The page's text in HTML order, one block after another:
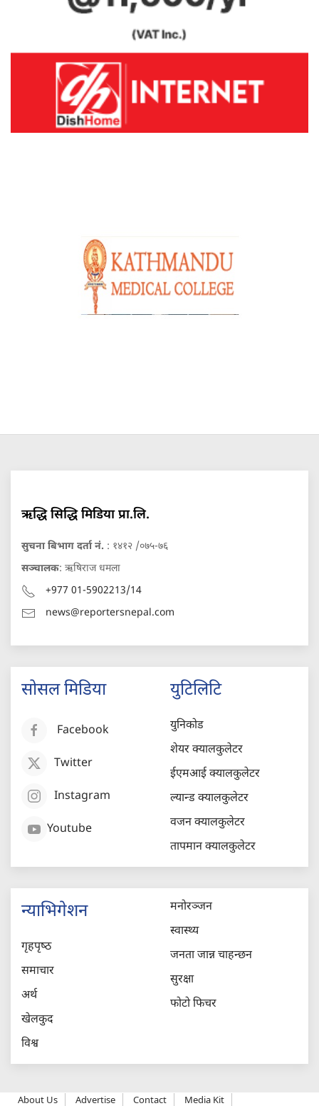
ऋद्धि सिद्धि मिडिया प्रा.लि.
सुचना बिभाग दर्ता नं. : १४१२ /०७५-७६
सञ्चालक: ऋषिराज धमला
+977 01-5902213/14
news@reportersnepal.com
सोसल मिडिया
Facebook
Twitter
Instagram
Youtube
युटिलिटि
युनिकोड
शेयर क्यालकुलेटर
ईएमआई क्यालकुलेटर
ल्यान्ड क्यालकुलेटर
वजन क्यालकुलेटर
तापमान क्यालकुलेटर
न्याभिगेशन
गृहपृष्‍ठ
समाचार
अर्थ
खेलकुद
विश्व
मनोरञ्जन
स्वास्थ्य
जनता जान्न चाहन्छन
सुरक्षा
फोटो फिचर
About Us Advertise Contact Media Kit